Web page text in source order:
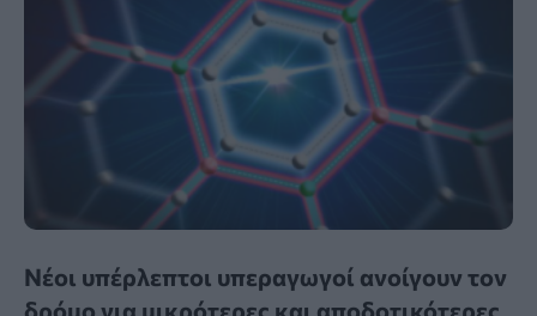
Νέοι υπέρλεπτοι υπεραγωγοί ανοίγουν τον
δρόμο για μικρότερες και αποδοτικότερες